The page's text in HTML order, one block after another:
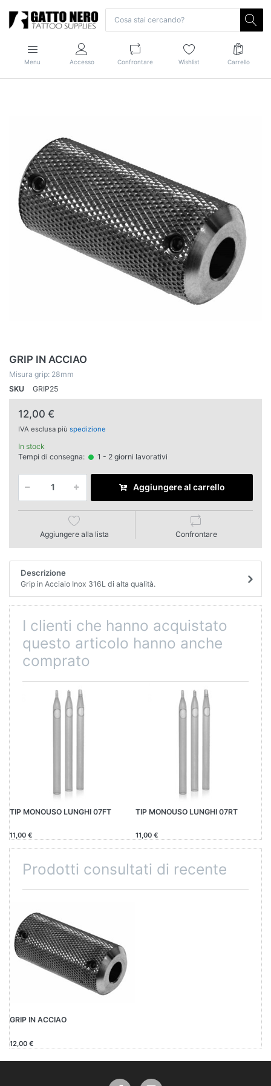
Menu Accesso Confrontare Wishlist Carrello
GRIP IN ACCIAO
Misura grip: 28mm
SKU
GRIP25
12,00 €
IVA esclusa più spedizione
In stock
Tempi di consegna:
1 - 2 giorni lavorativi
Aggiungere al carrello
Aggiungere alla lista Confrontare
Descrizione
Grip in Acciaio Inox 316L di alta qualità.
I clienti che hanno acquistato
questo articolo hanno anche
comprato
TIP MONOUSO LUNGHI 07FT
11,00 €
TIP MONOUSO LUNGHI 07RT
11,00 €
Prodotti consultati di recente
GRIP IN ACCIAO
12,00 €